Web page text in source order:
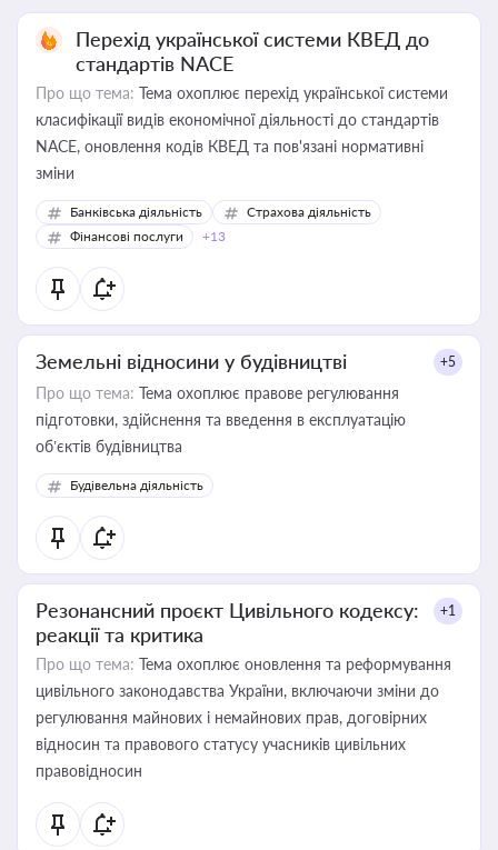
Перехід української системи КВЕД до
стандартів NACE
Про що тема: Тема охоплює перехід української системи
класифікації видів економічної діяльності до стандартів
NACE, оновлення кодів КВЕД та пов'язані нормативні
зміни
Банківська діяльність
Страхова діяльність
Фінансові послуги
+13
Земельні відносини у будівництві +5
Про що тема: Тема охоплює правове регулювання
підготовки, здійснення та введення в експлуатацію
об’єктів будівництва
Будівельна діяльність
Резонансний проєкт Цивільного кодексу:
реакції та критика
+1
Про що тема: Тема охоплює оновлення та реформування
цивільного законодавства України, включаючи зміни до
регулювання майнових і немайнових прав, договірних
відносин та правового статусу учасників цивільних
правовідносин